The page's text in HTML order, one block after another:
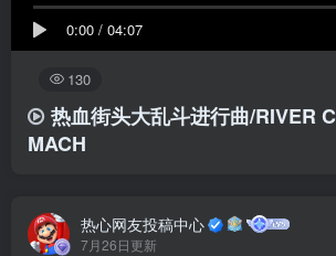
0:00 / 04:07
130
热血街头大乱斗进行曲/RIVER
MACH
热心网友投稿中心
7月26日更新